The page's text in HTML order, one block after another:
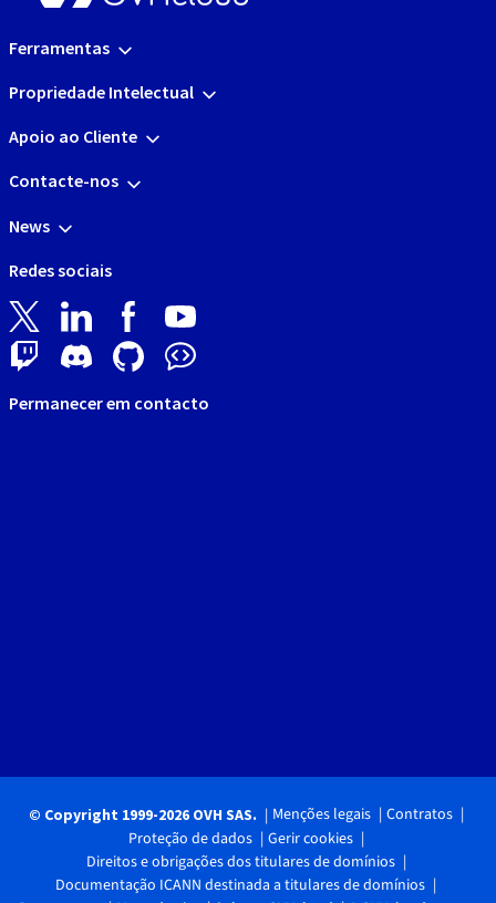
Ferramentas
Propriedade Intelectual
Apoio ao Cliente
Contacte-nos
News
Redes sociais
Permanecer em contacto
© Copyright 1999-2026 OVH SAS. Menções legais
Contratos
Proteção de dados
Gerir cookies
Direitos e obrigações dos titulares de domínios
Documentação ICANN destinada a titulares de domínios